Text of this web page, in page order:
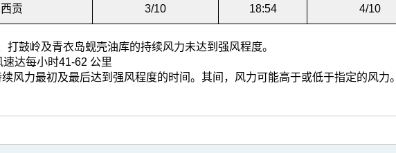
西贡 3/10 18:54 4/10
打鼓岭及青衣岛蚬壳油库的持续风力未达到强风程度。
达每小时41-62 公里
风力最初及最后达到强风程度的时间。其间，风力可能高于或低于指定的风力。